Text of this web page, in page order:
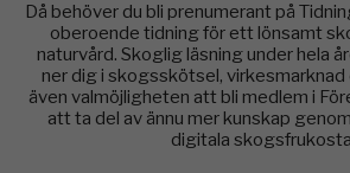
Då behöver du bli prenumerant på
oberoende tidning för ett lönsamt
naturvård. Skoglig läsning under hela
ner dig i skogsskötsel, virkesmarknad
även valmöjligheten att bli medlem i
att ta del av ännu mer kunskap
digitala